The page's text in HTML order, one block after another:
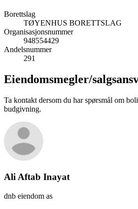
Borettslag
TØYENHUS BORETTSLAG
Organisasjonsnummer
948554429
Andelsnummer
291
Eiendomsmegler/
Ta kontakt dersom du har spørsmål om
budgivning.
Ali Aftab Inayat
dnb eiendom as